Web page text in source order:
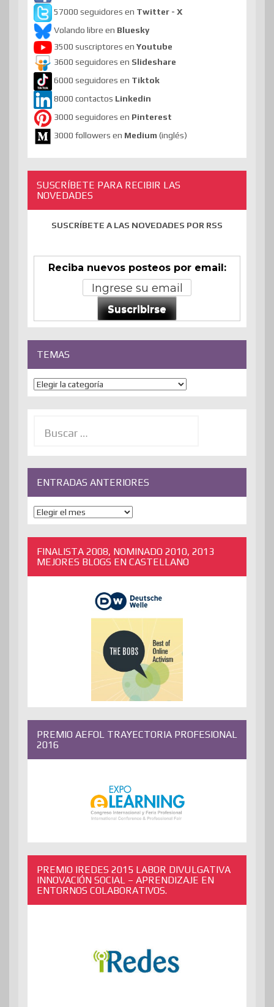
57000 seguidores en Twitter - X
Volando libre en Bluesky
3500 suscriptores en Youtube
3600 seguidores en Slideshare
6000 seguidores en Tiktok
8000 contactos Linkedin
3000 seguidores en Pinterest
3000 followers en Medium (inglés)
SUSCRÍBETE PARA RECIBIR LAS
NOVEDADES
SUSCRÍBETE A LAS NOVEDADES POR RSS
Reciba nuevos posteos por email:
Suscribirse
TEMAS
Temas
ENTRADAS ANTERIORES
ENTRADAS
ANTERIORES
FINALISTA 2008, NOMINADO 2010, 2013
MEJORES BLOGS EN CASTELLANO
PREMIO AEFOL TRAYECTORIA PROFESIONAL
2016
PREMIO IREDES 2015 LABOR DIVULGATIVA
INNOVACIÓN SOCIAL – APRENDIZAJE EN
ENTORNOS COLABORATIVOS.